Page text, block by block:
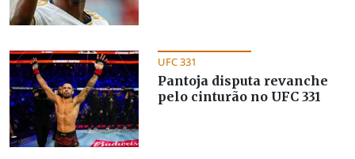
UFC 331
Pantoja disputa revanche
pelo cinturão no UFC 331